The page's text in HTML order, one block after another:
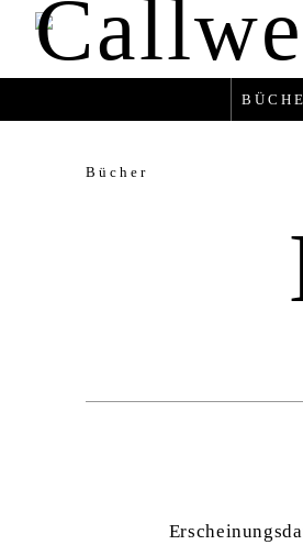
Bücher